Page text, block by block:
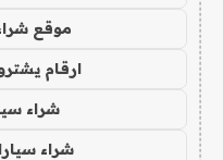
موقع
ارقام
شراء
شراء